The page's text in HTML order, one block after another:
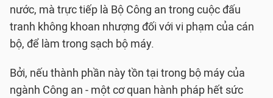
nước, mà trực tiếp là Bộ Công an trong cuộc đấu
tranh không khoan nhượng đối với vi phạm của cán
bộ, để làm trong sạch bộ máy.
Bởi, nếu thành phần này tồn tại trong bộ máy của
ngành Công an - một cơ quan hành pháp hết sức